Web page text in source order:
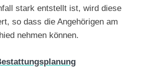
stark entstellt ist, wird diese
so dass die Angehörigen am
nehmen können.